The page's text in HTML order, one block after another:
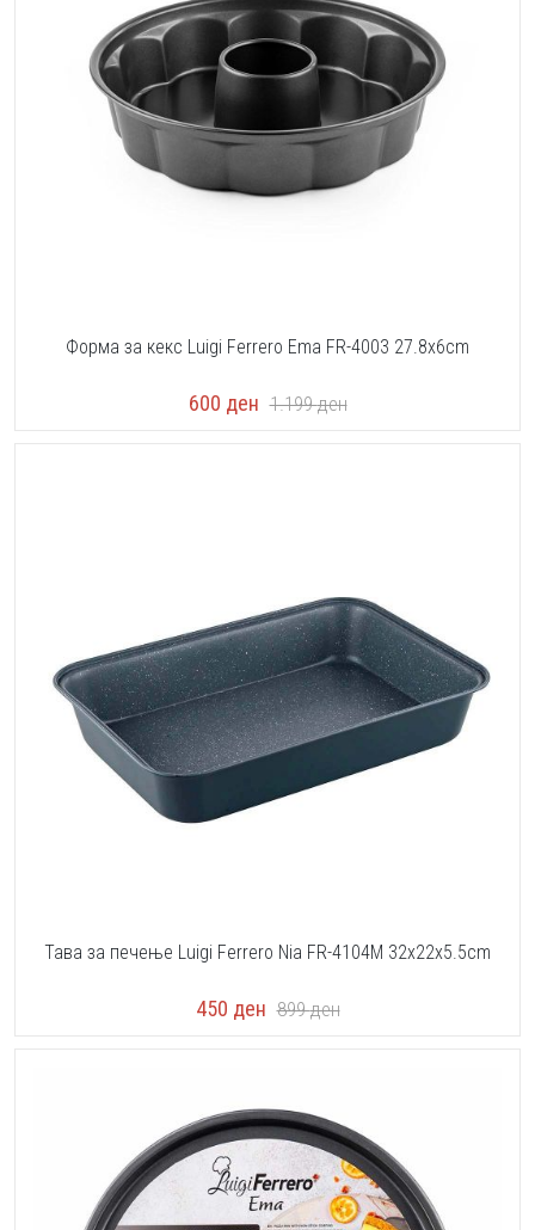
Форма за кекс Luigi Ferrero Ema FR-4003 27.8x6cm
600 ден 1.199ден
Тава за печење Luigi Ferrero Nia FR-4104M 32x22x5.5cm
450 ден 899ден